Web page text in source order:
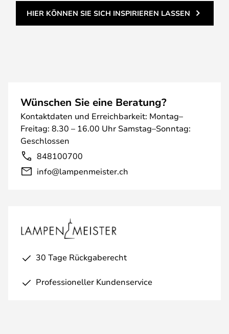
HIER KÖNNEN SIE SICH INSPIRIEREN LASSEN
Wünschen Sie eine Beratung?
Kontaktdaten und Erreichbarkeit: Montag–
Freitag: 8.30 – 16.00 Uhr Samstag–Sonntag:
Geschlossen
848100700
info@lampenmeister.ch
30 Tage Rückgaberecht
Professioneller Kundenservice